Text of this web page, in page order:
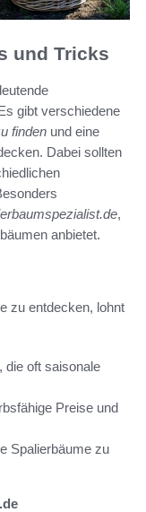
und Tricks
gibt verschiedene
finden und eine
Dabei sollten
,
anbietet.
zu entdecken, lohnt
die oft saisonale
Preise und
Spalierbäume zu